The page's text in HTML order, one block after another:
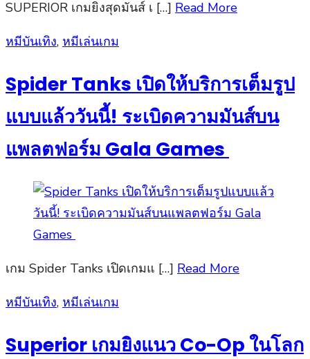
SUPERIOR เกมยิงสุดมันส์ เ […] Read More
Posted
หมีบันเทิง, หมีเล่นเกม
Spider Tanks เปิดให้บริการเต็มรูป
แบบแล้ววันนี้! ระเบิดความมันส์บน
แพลตฟอร์ม Gala Games
เกม Spider Tanks เปิดเกมแ […] Read More
Posted
หมีบันเทิง, หมีเล่นเกม
Superior เกมยิงแนว Co-Op ในโลก